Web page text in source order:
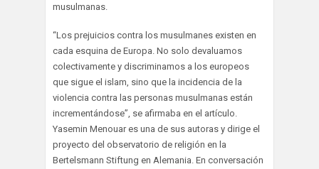
musulmanas.
“Los prejuicios contra los musulmanes existen en
cada esquina de Europa. No solo devaluamos
colectivamente y discriminamos a los europeos
que sigue el islam, sino que la incidencia de la
violencia contra las personas musulmanas están
incrementándose”, se afirmaba en el artículo.
Yasemin Menouar es una de sus autoras y dirige el
proyecto del observatorio de religión en la
Bertelsmann Stiftung en Alemania. En conversación